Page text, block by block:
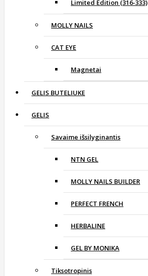
Limited Edition (316-333)
MOLLY NAILS
CAT EYE
Magnetai
GELIS BUTELIUKE
GELIS
Savaime išsilyginantis
NTN GEL
MOLLY NAILS BUILDER
PERFECT FRENCH
HERBALINE
GEL BY MONIKA
Tiksotropinis